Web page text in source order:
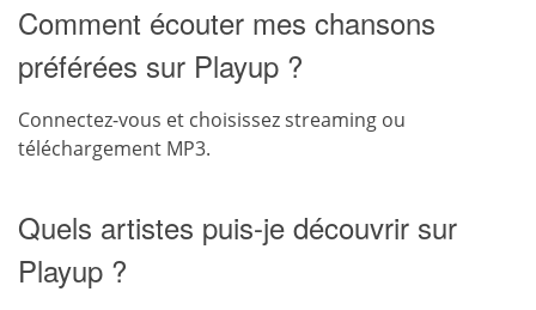
Comment écouter mes chansons
préférées sur Playup ?
Connectez-vous et choisissez streaming ou
téléchargement MP3.
Quels artistes puis-je découvrir sur
Playup ?